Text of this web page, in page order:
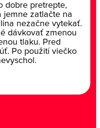
dobre pretrepte,
jemne zatlačte na
nezačne vytekať.
dávkovať zmenou
tlaku. Pred
Po použití viečko